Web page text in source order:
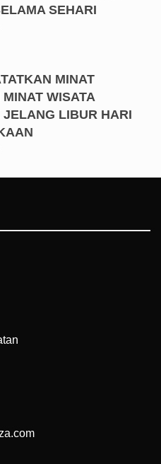
SEHARI
MINAT
WISATA
JELANG LIBUR HARI